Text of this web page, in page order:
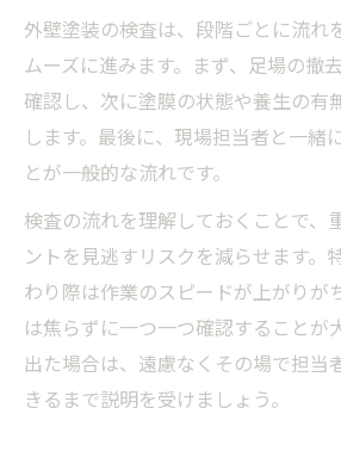
外壁塗装の検査は、段階ごとに流れ
ムーズに進みます。まず、足場の撤
確認し、次に塗膜の状態や養生の有
します。最後に、現場担当者と一緒
とが一般的な流れです。
検査の流れを理解しておくことで、
ントを見逃すリスクを減らせます。
わり際は作業のスピードが上がりが
は焦らずに一つ一つ確認することが
出た場合は、遠慮なくその場で担当
きるまで説明を受けましょう。